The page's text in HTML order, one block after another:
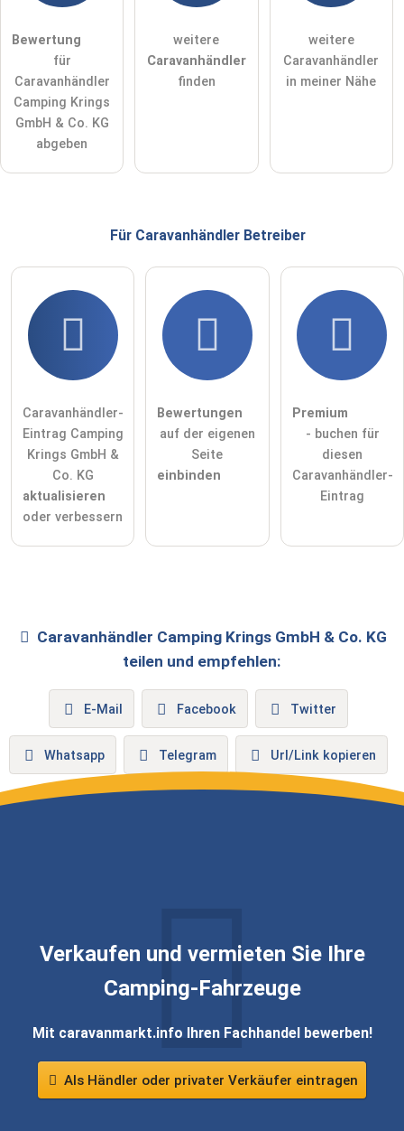
Bewertung
für
Caravanhändler
Camping Krings
GmbH & Co. KG
abgeben
weitere
Caravanhändler
finden
weitere
Caravanhändler
in meiner Nähe
Für Caravanhändler Betreiber
Caravanhändler-
Eintrag Camping
Krings GmbH &
Co. KG
aktualisieren
oder verbessern
Bewertungen
auf der eigenen
Seite
einbinden
Premium
- buchen für
diesen
Caravanhändler-
Eintrag
Caravanhändler Camping Krings GmbH & Co. KG
teilen und empfehlen:
E-Mail Facebook Twitter
Whatsapp Telegram Url/Link kopieren
Verkaufen und vermieten Sie Ihre
Camping-Fahrzeuge
Mit caravanmarkt.info Ihren Fachhandel bewerben!
Als Händler oder privater Verkäufer eintragen